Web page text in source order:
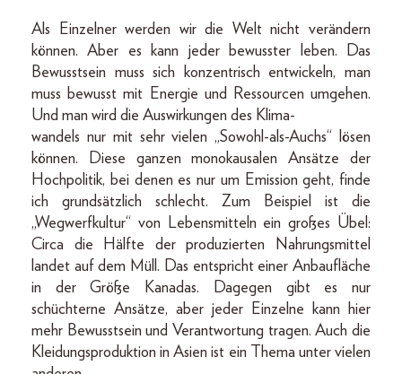
Als Einzelner werden wir die Welt nicht verändern
können. Aber es kann jeder bewusster leben. Das
Bewusstsein muss sich konzentrisch entwickeln, man
muss bewusst mit Energie und Ressourcen umgehen.
Und man wird die Auswirkungen des Klima-
wandels nur mit sehr vielen „Sowohl-als-Auchs“ lösen
können. Diese ganzen monokausalen Ansätze der
Hochpolitik, bei denen es nur um Emission geht, finde
ich grundsätzlich schlecht. Zum Beispiel ist die
„Wegwerfkultur“ von Lebensmitteln ein großes Übel:
Circa die Hälfte der produzierten Nahrungsmittel
landet auf dem Müll. Das entspricht einer Anbaufläche
in der Größe Kanadas. Dagegen gibt es nur
schüchterne Ansätze, aber jeder Einzelne kann hier
mehr Bewusstsein und Verantwortung tragen. Auch die
Kleidungsproduktion in Asien ist ein Thema unter vielen